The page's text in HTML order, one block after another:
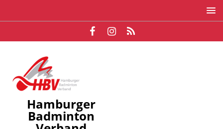
Hamburger
Badminton